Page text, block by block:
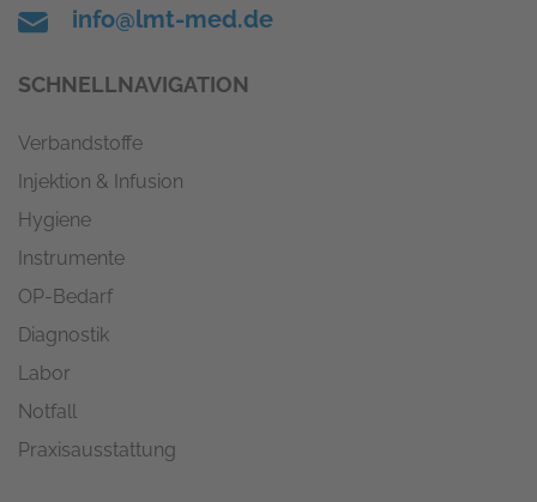
info@lmt-med.de
SCHNELLNAVIGATION
Verbandstoffe
Injektion & Infusion
Hygiene
Instrumente
OP-Bedarf
Diagnostik
Labor
Notfall
Praxisausstattung